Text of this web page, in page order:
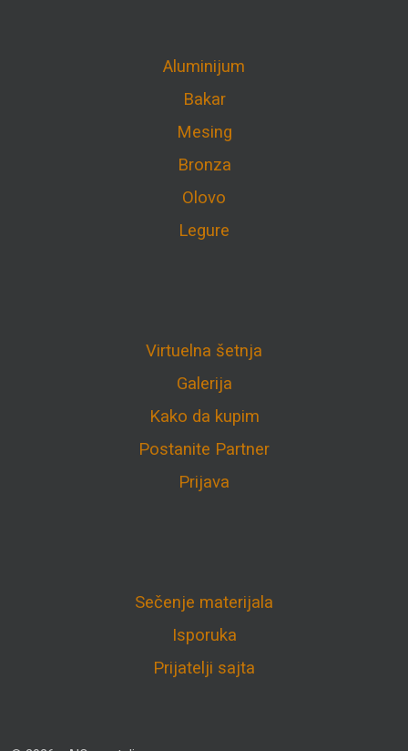
Aluminijum
Bakar
Mesing
Bronza
Olovo
Legure
Virtuelna šetnja
Galerija
Kako da kupim
Postanite Partner
Prijava
Sečenje materijala
Isporuka
Prijatelji sajta